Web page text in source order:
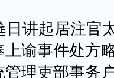
起居注官
谕事件处方
理吏部事务